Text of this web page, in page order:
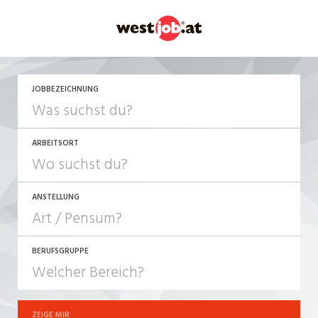
JOBBEZEICHNUNG
ARBEITSORT
ANSTELLUNG
JOB-TYP
Festanstellung
BERUFSGRUPPE
ZEIGE MIR